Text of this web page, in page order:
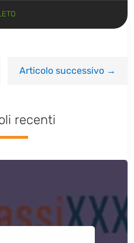
Articolo successivo→
recenti